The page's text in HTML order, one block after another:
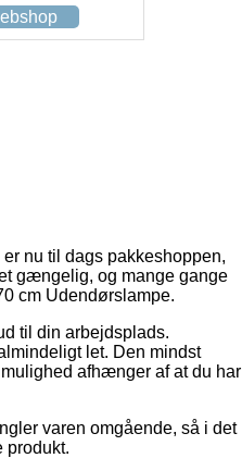
nu til dags pakkeshoppen,
gængelig, og mange gange
cm Udendørslampe.
til din arbejdsplads.
let. Den mindst
afhænger af at du har
varen omgående, så i det
produkt.